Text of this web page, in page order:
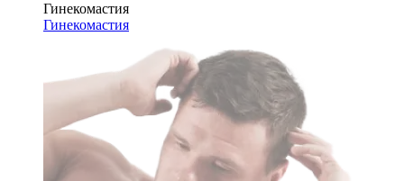
Гинекомастия
Гинекомастия